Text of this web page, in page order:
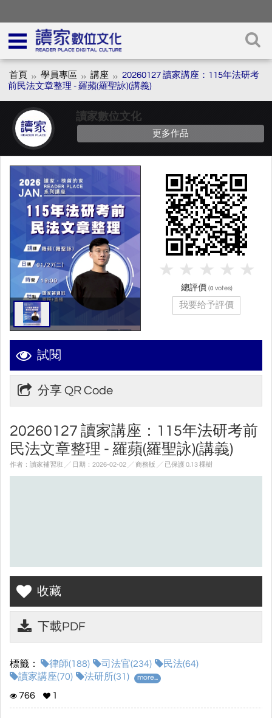
首頁 學員專區 講座
20260127 讀家講座：115年法研考
前民法文章整理 - 羅蘋(羅聖詠)(講義)
讀家數位文化
更多作品
試閱
分享 QR Code
20260127 讀家講座：115年法研考前
民法文章整理 - 羅蘋(羅聖詠)(講義)
作者：讀家補習班 ╱ 日期：2026-02-02 ╱ 商務版 ╱ 已保護 0.13 棵樹
收藏
下載PDF
標籤： 律師(188) 司法官(234)
民法(64)
讀家講座(70)
法研所(31) more...
766 1
總評價 (0 votes)
我要给予評價